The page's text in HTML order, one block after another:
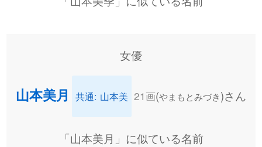
女優
山本美月 共通: 山本美 21画(やまもとみづき)さん
「山本美月」に似ている名前